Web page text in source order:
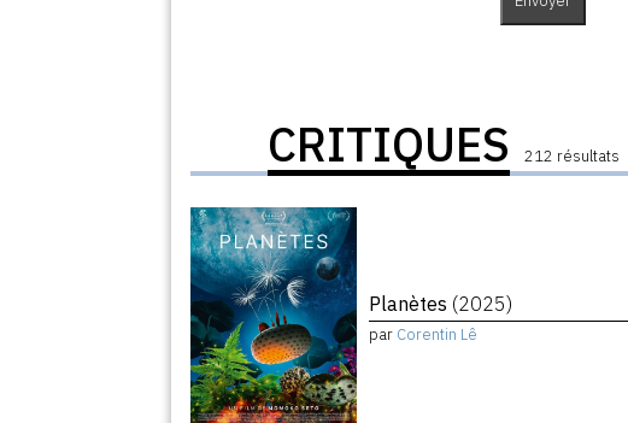
CRITIQUES 212 résultats
Planètes (2025)
par Corentin Lê